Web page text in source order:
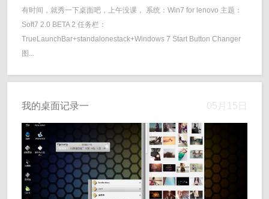
有时间，就秀一下桌面吧，上午没课， 系统：Win7 for lenovo 主题：
Soft7 2.0 BETA 2 任务栏：
TrueLaunchBar+standalonestack+Windows 7 Start Button Changer
图...
我的桌面记录一 05月15日